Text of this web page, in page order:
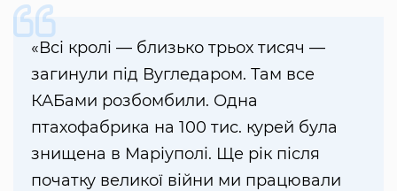
«Всі кролі — близько трьох тисяч —
загинули під Вугледаром. Там все
КАБами розбомбили. Одна
птахофабрика на 100 тис. курей була
знищена в Маріуполі. Ще рік після
початку великої війни ми працювали